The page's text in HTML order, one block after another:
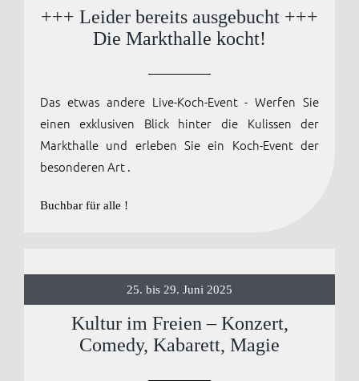
Anmelden / Registrieren
+++ Leider bereits ausgebucht +++
Die Markthalle kocht!
Das etwas andere Live-Koch-Event - Werfen Sie
einen exklusiven Blick hinter die Kulissen der
Markthalle und erleben Sie ein Koch-Event der
besonderen Art .
Buchbar für alle !
25. bis 29. Juni 2025
Kultur im Freien – Konzert,
Comedy, Kabarett, Magie